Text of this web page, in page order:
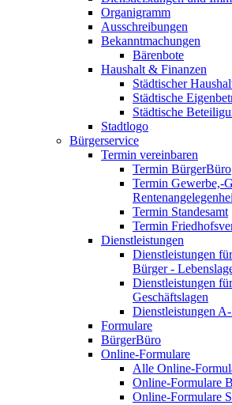
Organigramm
Ausschreibungen
Bekanntmachungen
Bärenbote
Haushalt & Finanzen
Städtischer
Städtische
Städtische
Stadtlogo
Bürgerservice
Termin vereinbaren
Termin BürgerBüro
Termin Gewerbe,-
Termin Standesamt
Termin
Dienstleistungen
Dienstleistungen
Bürger -
Dienstleistungen
Geschäftslagen
Dienstleistungen
Formulare
BürgerBüro
Online-Formulare
Alle Online-
Online-Formulare
Online-Formulare